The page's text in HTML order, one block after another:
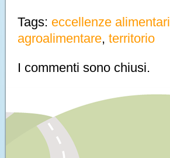
Tags: eccellenze alimentari
agroalimentare, territorio
I commenti sono chiusi.